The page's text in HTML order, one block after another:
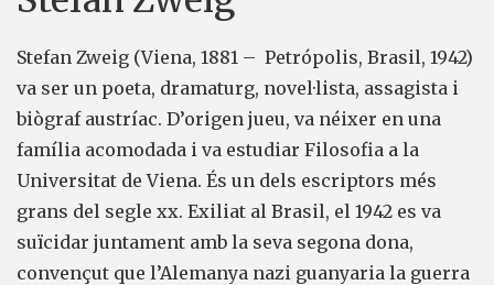
Stefan Zweig (Viena, 1881 – Petrópolis, Brasil, 1942)
va ser un poeta, dramaturg, novel·lista, assagista i
biògraf austríac. D’origen jueu, va néixer en una
família acomodada i va estudiar Filosofia a la
Universitat de Viena. És un dels escriptors més
grans del segle xx. Exiliat al Brasil, el 1942 es va
suïcidar juntament amb la seva segona dona,
convençut que l’Alemanya nazi guanyaria la guerra